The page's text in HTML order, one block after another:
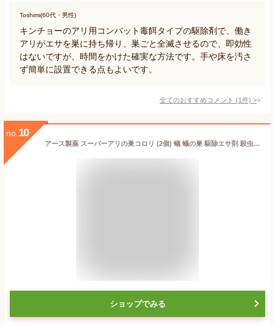
Toshimi(60代・男性)
キンチョーのアリ用コンバット毒餌タイプの駆除剤で、働き
アリがエサを巣に持ち帰り、巣ごと全滅させるので、即効性
はないですが、時間をかけた確実な方法です。手や床を汚さ
ず簡単に設置できる点もよいです。
全てのおすすめコメント (1件) >
no. 10
アース製薬 スーパーアリの巣コロリ (2個) 蟻 蟻の巣 駆除エサ剤 殺虫剤 置き型 対策 退治 室内 屋外
ショップでみる